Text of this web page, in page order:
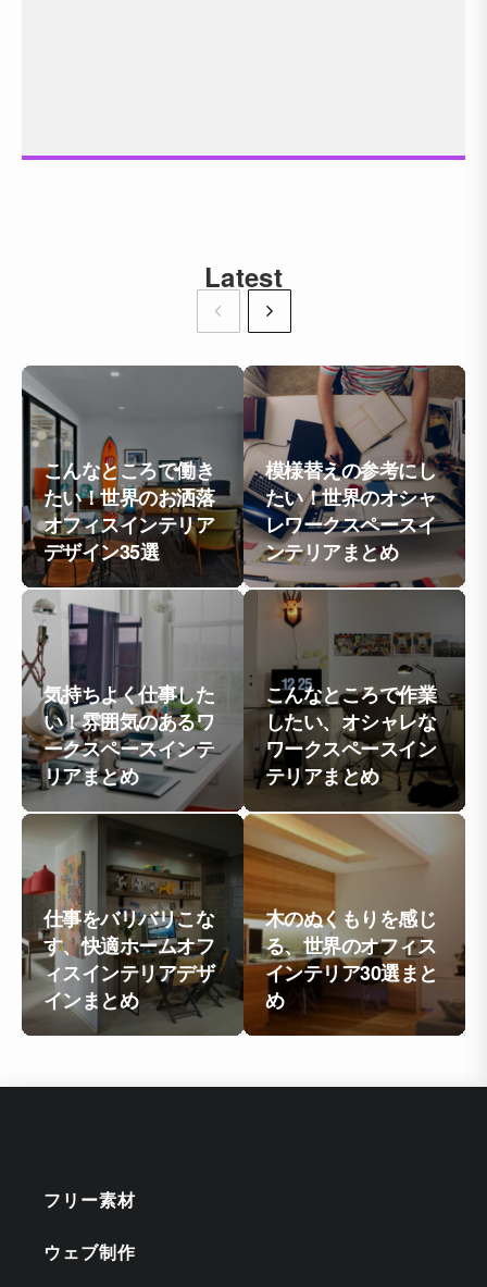
Latest
こんなところで働き
たい！世界のお洒落
オフィスインテリア
デザイン35選
模様替えの参考にし
たい！世界のオシャ
レワークスペースイ
ンテリアまとめ
気持ちよく仕事した
い！雰囲気のあるワ
ークスペースインテ
リアまとめ
こんなところで作業
したい、オシャレな
ワークスペースイン
テリアまとめ
仕事をバリバリこな
す、快適ホームオフ
ィスインテリアデザ
インまとめ
木のぬくもりを感じ
る、世界のオフィス
インテリア30選まと
め
フリー素材
ウェブ制作